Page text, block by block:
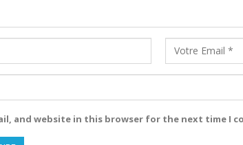
and website in this browser for the next time I